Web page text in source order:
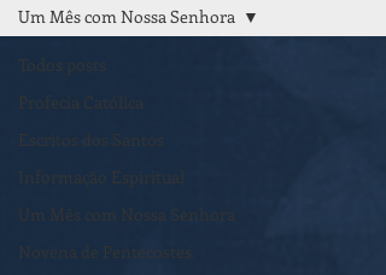
Todos posts
Profecia Católica
Escritos dos Santos
Informação Espiritual
Um Mês com Nossa Senhora
Novena de Pentecostes
Um Mês com Nossa Senhora